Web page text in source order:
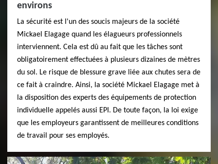
environs
La sécurité est l'un des soucis majeurs de la société
Mickael Elagage quand les élagueurs professionnels
interviennent. Cela est dû au fait que les tâches sont
obligatoirement effectuées à plusieurs dizaines de mètres
du sol. Le risque de blessure grave liée aux chutes sera de
ce fait à craindre. Ainsi, la société Mickael Elagage met à
la disposition des experts des équipements de protection
individuelle appelés aussi EPI. De toute façon, la loi exige
que les employeurs garantissent de meilleures conditions
de travail pour ses employés.